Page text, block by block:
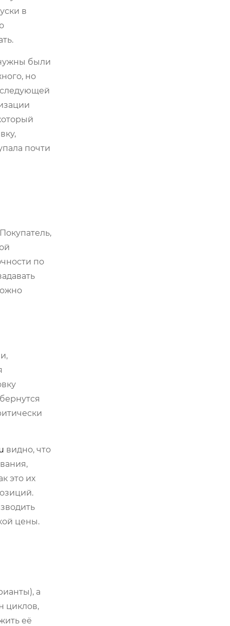
в
были
но
почти
по
видно, что
это их
цены.
а
циклов,
её